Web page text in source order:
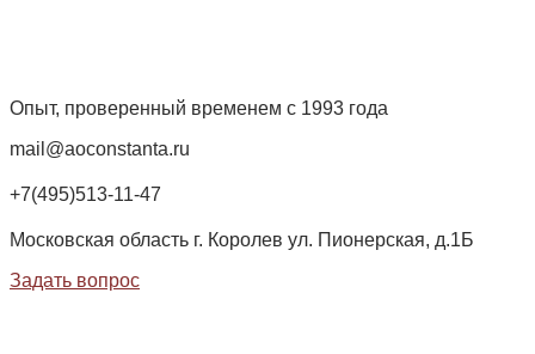
Опыт, проверенный временем с 1993 года
mail@aoconstanta.ru
+7(495)513-11-47
Московская область г. Королев ул. Пионерская, д.1Б
Задать вопрос